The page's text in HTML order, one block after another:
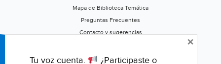
Mapa de Biblioteca Temática
Preguntas Frecuentes
Contacto y sugerencias
Califica este portal
Tu voz cuenta. ¿Participaste o
×